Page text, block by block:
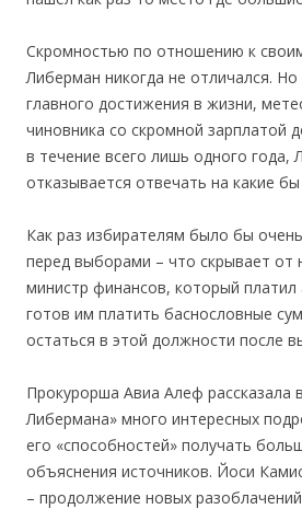
Скромностью по отношению к
Либерман никогда не отличался.
главного достижения в жизни,
чиновника со скромной зарплатой
в течение всего лишь одного года,
отказывается отвечать на какие
Как раз избирателям было бы
перед выборами – что скрывает от
министр финансов, который платил
готов им платить баснословные
остаться в этой должности после
Прокурорша Авиа Алеф рассказала
Либермана» много интересных
его «способностей» получать
объяснения источников. Йоси
– продолжение новых